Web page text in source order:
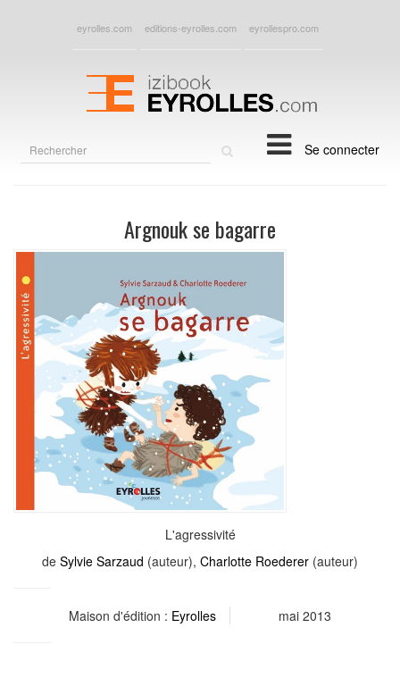
eyrolles.com editions-eyrolles.com eyrollespro.com
Se connecter
Argnouk se bagarre
L'agressivité
de Sylvie Sarzaud (auteur), Charlotte Roederer (auteur)
Maison d'édition : Eyrolles mai 2013